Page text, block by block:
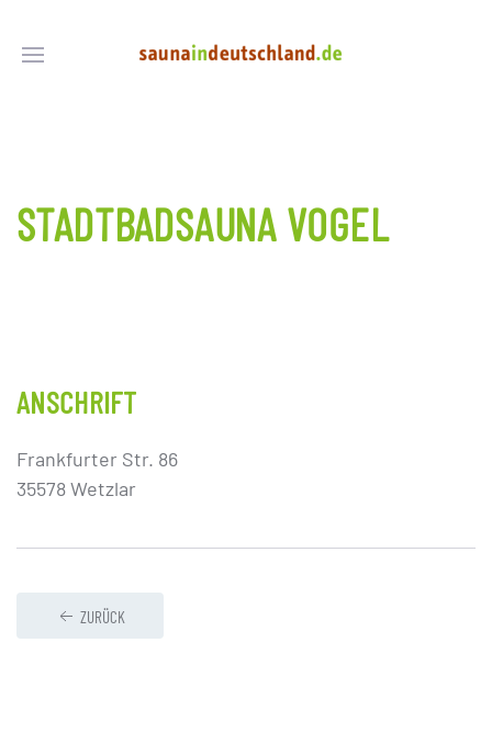
STADTBADSAUNA VOGEL
ANSCHRIFT
Frankfurter Str. 86
35578 Wetzlar
ZURÜCK